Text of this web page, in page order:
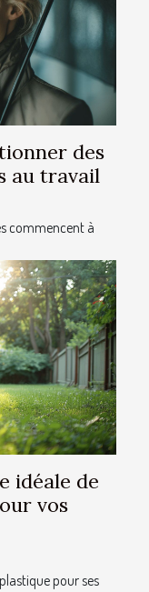
des
au travail
commencent à
idéale de
vos
pour ses